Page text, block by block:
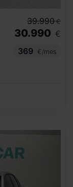
39.990 €
30.990 €
369
€/mes